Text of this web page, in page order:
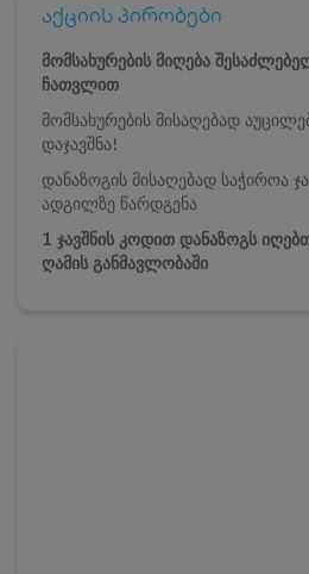
აქციის პირობები
მომსახურების მიღება
ჩათვლით
მომსახურების მისაღებად
დაჯავშნა!
დანაზოგის მისაღებად საჭიროა
ადგილზე წარდგენა
1 ჯავშნის კოდით დანაზოგს
ღამის განმავლობაში